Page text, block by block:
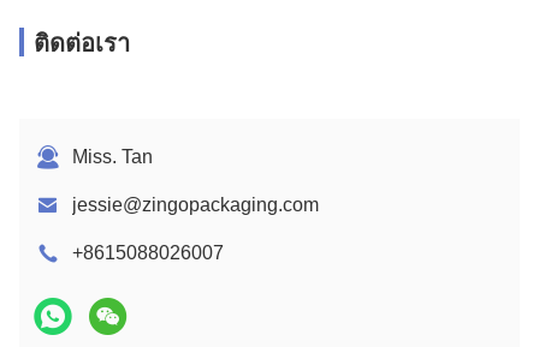
ติดต่อเรา
Miss. Tan
jessie@zingopackaging.com
+8615088026007